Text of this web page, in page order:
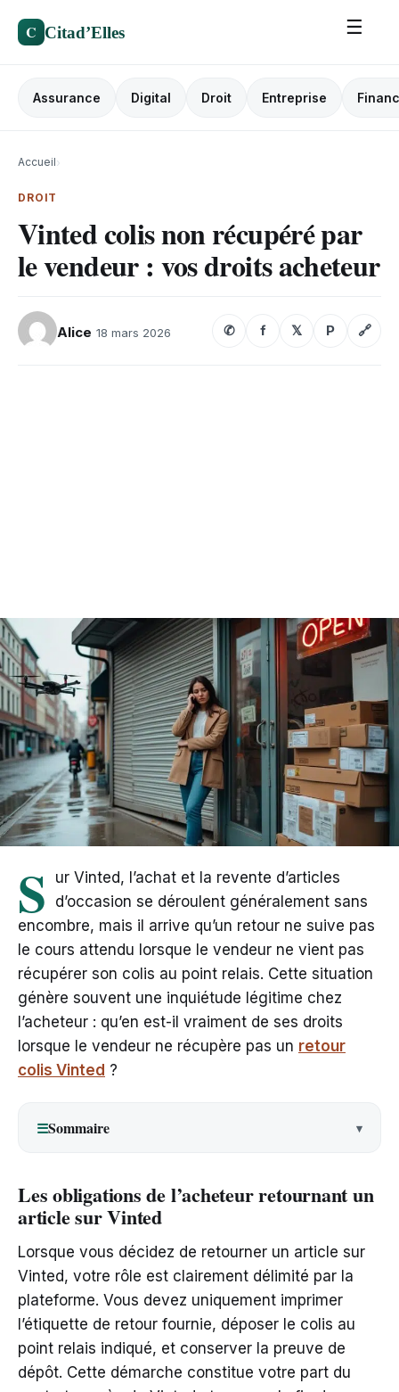
C Citad’Elles ☰
Assurance Digital Droit Entreprise
Accueil›
DROIT
Vinted colis non récupéré par
le vendeur : vos droits acheteur
Alice 18 mars 2026 ✆ f 𝕏 P 🔗
S
ur Vinted, l’achat et la revente d’articles
d’occasion se déroulent généralement sans
encombre, mais il arrive qu’un retour ne suive pas
le cours attendu lorsque le vendeur ne vient pas
récupérer son colis au point relais. Cette situation
génère souvent une inquiétude légitime chez
l’acheteur : qu’en est-il vraiment de ses droits
lorsque le vendeur ne récupère pas un retour
colis Vinted ?
☰Sommaire
Les obligations de l’acheteur retournant un
article sur Vinted
Lorsque vous décidez de retourner un article sur
Vinted, votre rôle est clairement délimité par la
plateforme. Vous devez uniquement imprimer
l’étiquette de retour fournie, déposer le colis au
point relais indiqué, et conserver la preuve de
dépôt. Cette démarche constitue votre part du